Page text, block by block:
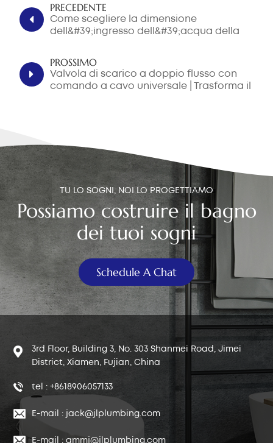
PRECEDENTE
Come scegliere la dimensione
dell&#39;ingresso dell&#39;acqua della
PROSSIMO
Valvola di scarico a doppio flusso con
comando a cavo universale | Trasforma il
TU LO SOGNI, NOI LO PROGETTIAMO
Possiamo costruire il bagno
dei tuoi sogni
Schedule A Chat
3rd Floor, Building 3, No. 303 Shanmei Road, Jimei
District, Xiamen, Fujian, China
tel : +8618906057133
E-mail : jack@jlplumbing.com
E-mail : qmmj@jlplumbing.com